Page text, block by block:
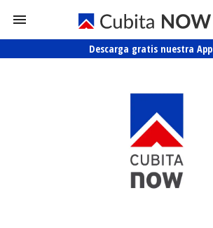
Descarga gratis nuestra App